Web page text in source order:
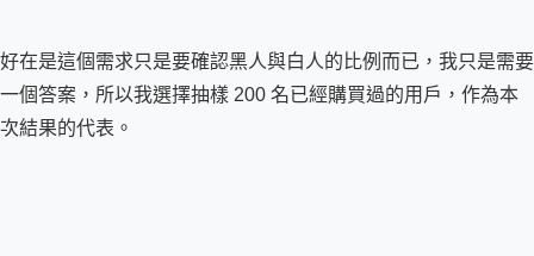
好在是這個需求只是要確認黑人與白人的比例而已，我只是需要
一個答案，所以我選擇抽樣 200 名已經購買過的用戶，作為本
次結果的代表。